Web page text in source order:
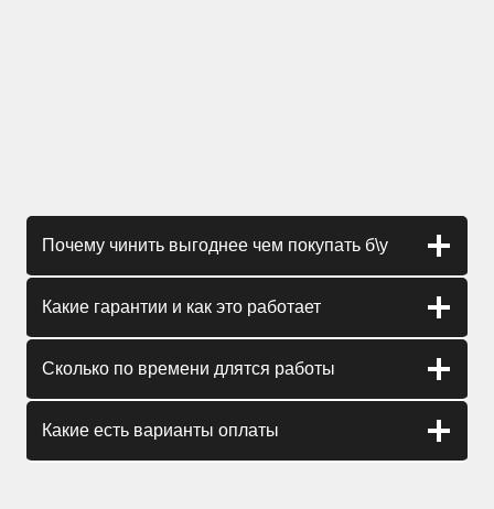
Почему чинить выгоднее чем покупать б\у
Какие гарантии и как это работает
Сколько по времени длятся работы
Какие есть варианты оплаты